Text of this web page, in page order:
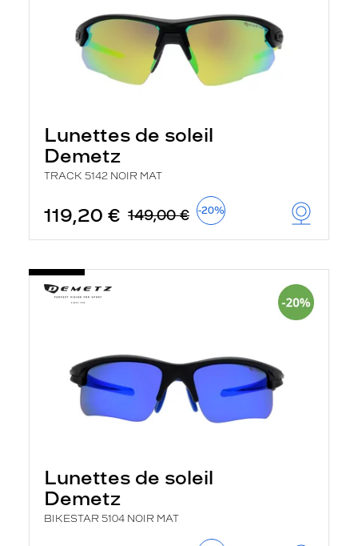
Lunettes de soleil
Demetz
TRACK 5142 NOIR MAT
119,20 € 149,00 € -20%
Lunettes de soleil
Demetz
BIKESTAR 5104 NOIR MAT